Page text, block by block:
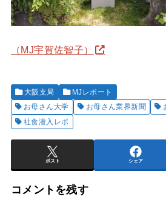
（MJ宇賀佐智子）
大阪支局
MJレポート
お母さん大学
お母さん業界新聞
社食潜入レポ
ポスト シェア
コメントを残す